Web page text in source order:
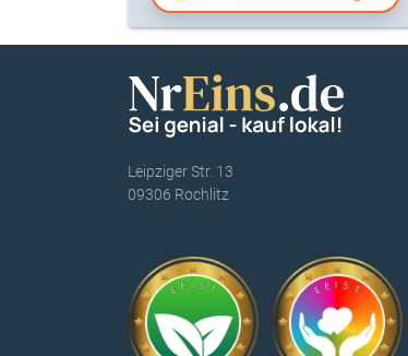
Leipziger Str. 13
09306 Rochlitz